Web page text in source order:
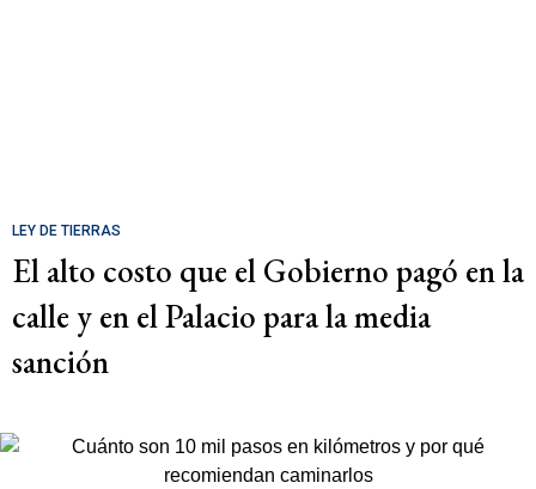
LEY DE TIERRAS
El alto costo que el Gobierno pagó en la
calle y en el Palacio para la media
sanción